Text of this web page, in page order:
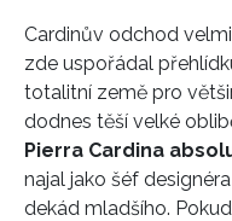
Cardinův odchod
zde uspořádal
totalitní země pro
dodnes těší velké
Pierra Cardina
najal jako šéf
dekád mladšího.